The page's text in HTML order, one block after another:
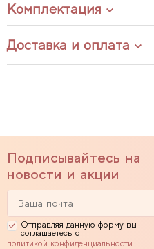
Комплектация
Доставка и оплата
Подписывайтесь на
новости и акции
Отправляя данную форму вы
соглашаетесь с
политикой конфиденциальности